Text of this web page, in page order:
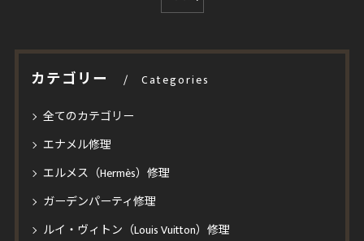
カテゴリー Categories
全てのカテゴリー
エナメル修理
エルメス（Hermès）修理
ガーデンパーティ修理
ルイ・ヴィトン（Louis Vuitton）修理